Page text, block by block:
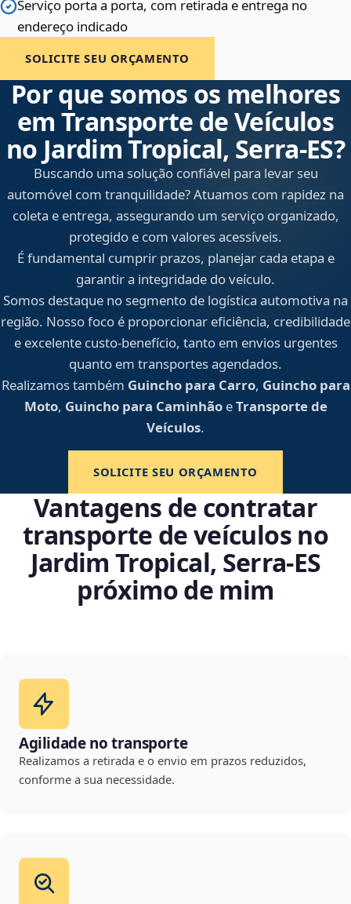
Serviço porta a porta, com retirada e entrega no
endereço indicado
SOLICITE SEU ORÇAMENTO
Por que somos os melhores
em Transporte de Veículos
no Jardim Tropical, Serra‑ES?
Buscando uma solução confiável para levar seu
automóvel com tranquilidade? Atuamos com rapidez na
coleta e entrega, assegurando um serviço organizado,
protegido e com valores acessíveis.
É fundamental cumprir prazos, planejar cada etapa e
garantir a integridade do veículo.
Somos destaque no segmento de logística automotiva na
região. Nosso foco é proporcionar eficiência, credibilidade
e excelente custo-benefício, tanto em envios urgentes
quanto em transportes agendados.
Realizamos também Guincho para Carro, Guincho para
Moto, Guincho para CaminhãoeTransporte de
Veículos.
SOLICITE SEU ORÇAMENTO
Vantagens de contratar
transporte de veículos no
Jardim Tropical, Serra‑ES
próximo de mim
Agilidade no transporte
Realizamos a retirada e o envio em prazos reduzidos,
conforme a sua necessidade.